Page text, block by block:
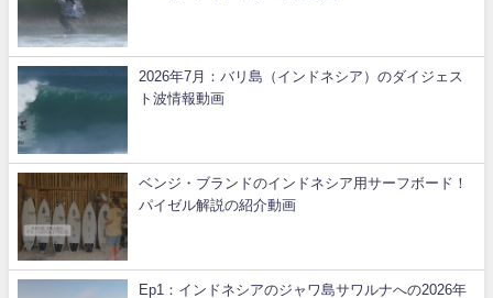
2026年7月：バリ島（インドネシア）のダイジェス
ト波情報動画
ベンジ・ブランドのインドネシア用サーフボード！
パイゼル解説の紹介動画
Ep1：インドネシアのジャワ島サワルナへの2026年